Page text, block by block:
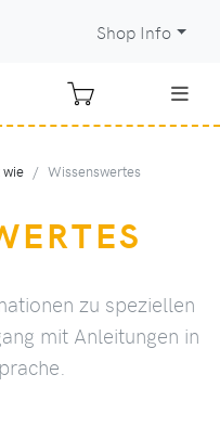
Shop Info
wie Wissenswertes
zu speziellen
mit Anleitungen in